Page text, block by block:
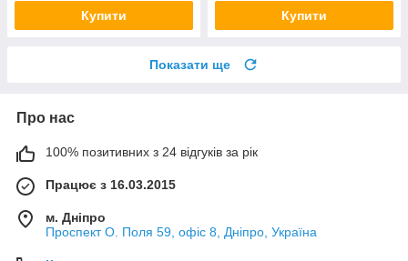
Купити Купити
Показати ще
Про нас
100% позитивних з 24 відгуків за рік
Працює з 16.03.2015
м. Дніпро
Проспект О. Поля 59, офіс 8, Дніпро, Україна